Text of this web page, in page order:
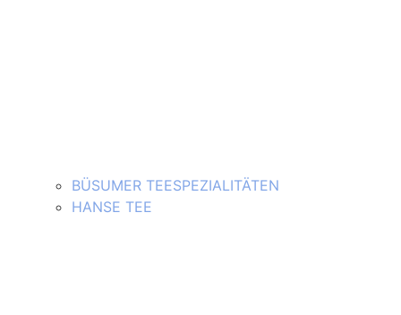
BÜSUMER TEESPEZIALITÄTEN
HANSE TEE